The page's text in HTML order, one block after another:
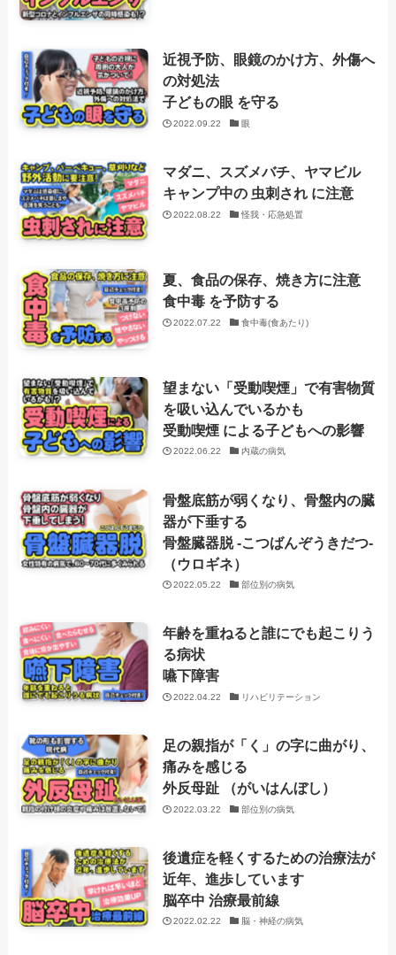
近視予防、眼鏡のかけ方、外傷へ
の対処法
子どもの眼 を守る
2022.09.22 眼
マダニ、スズメバチ、ヤマビル
キャンプ中の 虫刺され に注意
2022.08.22 怪我・応急処置
夏、食品の保存、焼き方に注意
食中毒 を予防する
2022.07.22 食中毒(食あたり)
望まない「受動喫煙」で有害物質
を吸い込んでいるかも
受動喫煙 による子どもへの影響
2022.06.22 内蔵の病気
骨盤底筋が弱くなり、骨盤内の臓
器が下垂する
骨盤臓器脱 -こつばんぞうきだつ-
（ウロギネ）
2022.05.22 部位別の病気
年齢を重ねると誰にでも起こりう
る病状
嚥下障害
2022.04.22 リハビリテーション
足の親指が「く」の字に曲がり、
痛みを感じる
外反母趾 （がいはんぼし）
2022.03.22 部位別の病気
後遺症を軽くするための治療法が
近年、進歩しています
脳卒中 治療最前線
2022.02.22 脳・神経の病気